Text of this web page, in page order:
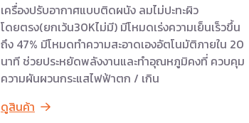
เครื่องปรับอากาศแบบติดผนัง ลมไม่ปะทะผิว
โดยตรง(ยกเว้น30Kไม่มี) มีโหมดเร่งความเย็นเร็วขึ้น
ถึง 47% มีโหมดทำความสะอาดเองอัตโนมัติภายใน 20
นาที ช่วยประหยัดพลังงานและทำอุณหภูมิคงที่ ควบคุม
ความผันผวนกระแสไฟฟ้าตก / เกิน
ดูสินค้า